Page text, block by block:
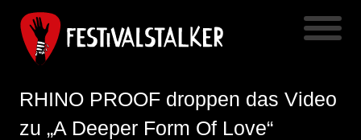
RHINO PROOF droppen das Video
zu „A Deeper Form Of Love“